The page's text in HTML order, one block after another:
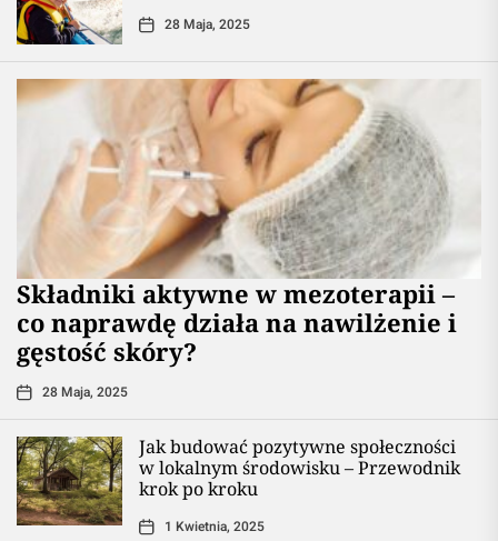
28 Maja, 2025
Składniki aktywne w mezoterapii –
co naprawdę działa na nawilżenie i
gęstość skóry?
28 Maja, 2025
Jak budować pozytywne społeczności
w lokalnym środowisku – Przewodnik
krok po kroku
1 Kwietnia, 2025